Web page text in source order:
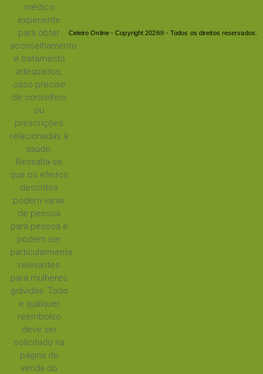
médico
experiente
para obter
aconselhamento
e tratamento
adequados,
caso precise
de conselhos
ou
prescrições
relacionadas à
saúde.
Ressalta-se
que os efeitos
descritos
podem variar
de pessoa
para pessoa e
podem ser
particularmente
relevantes
para mulheres
grávidas. Todo
e qualquer
reembolso
deve ser
solicitado na
página de
venda do
Celeiro Online - Copyright 2026® - Todos os direitos reservados.